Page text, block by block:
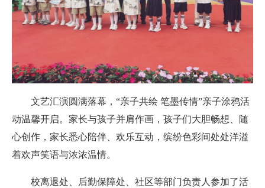
文艺汇演圆满落幕，“亲子共绘 笔墨传情”亲子涂鸦活
动温馨开启。家长与孩子并肩作画，孩子们大胆畅想、随
心创作，家长悉心陪伴、欢乐互动，缤纷色彩间处处洋溢
着欢声笑语与浓浓温情。
校离退处、后勤保障处、社区等部门负责人参加了活